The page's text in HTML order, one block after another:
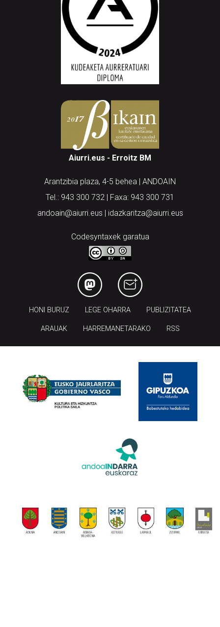
Aiurri.eus - Erroitz BM
Arantzibia plaza, 4-5 behea | ANDOAIN
Tel.: 943 300 732 | Faxa: 943 300 731
andoain@aiurri.eus | idazkaritza@aiurri.eus
Codesyntaxek garatua
HONI BURUZ LEGE OHARRA PUBLIZITATEA
ARAUAK HARREMANETARAKO RSS